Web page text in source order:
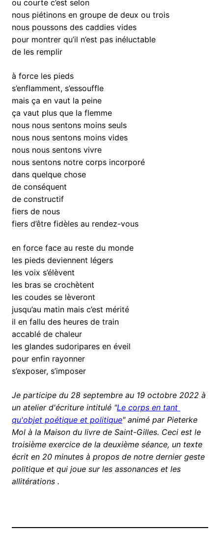
ou courte c’est selon
nous piétinons en groupe de deux ou trois
nous poussons des caddies vides
pour montrer qu’il n’est pas inéluctable
de les remplir
à force les pieds
s’enflamment, s’essouffle
mais ça en vaut la peine
ça vaut plus que la flemme
nous nous sentons moins seuls
nous nous sentons moins vides
nous nous sentons vivre
nous sentons notre corps incorporé
dans quelque chose
de conséquent
de constructif
fiers de nous
fiers d’être fidèles au rendez-vous
en force face au reste du monde
les pieds deviennent légers
les voix s’élèvent
les bras se crochètent
les coudes se lèveront
jusqu’au matin mais c’est mérité
il en fallu des heures de train
accablé de chaleur
les glandes sudoripares en éveil
pour enfin rayonner
s’exposer, s’imposer
Je participe du 28 septembre au 19 octobre 2022 à
un atelier d'écriture intitulé "Le corps en tant
qu'objet poétique et politique" animé par Pieterke
Mol à la Maison du livre de Saint-Gilles. Ceci est le
troisième exercice de la deuxième séance, un texte
écrit en 20 minutes à propos de notre dernier geste
politique et qui joue sur les assonances et les
allitérations .